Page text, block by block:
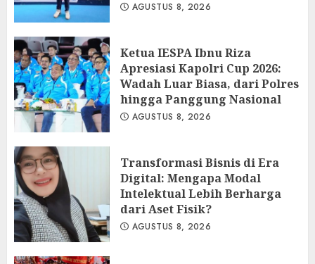
AGUSTUS 8, 2026
Ketua IESPA Ibnu Riza
Apresiasi Kapolri Cup 2026:
Wadah Luar Biasa, dari Polres
hingga Panggung Nasional
AGUSTUS 8, 2026
Transformasi Bisnis di Era
Digital: Mengapa Modal
Intelektual Lebih Berharga
dari Aset Fisik?
AGUSTUS 8, 2026